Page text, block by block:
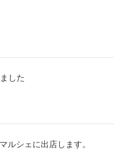
した
シェに出店します。